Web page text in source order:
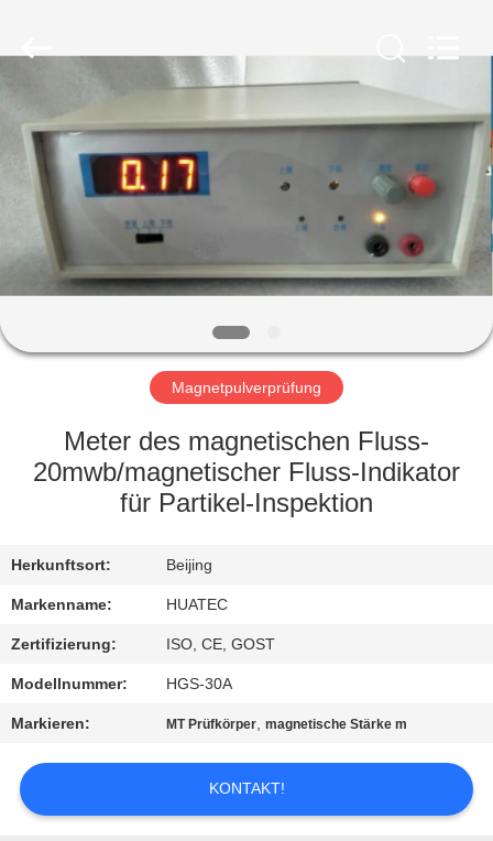
HAUS
PRODUKTE
ÜBER
UNS
FABRIK-
AUSFLUG
QUALITÄTSKONTROLLE
SIE
MIT
UNS
IN
VERBINDUNG
FORDERN
SIE EIN
Rights
Magnetpulverprüfung
Meter des magnetischen Fluss-
20mwb/magnetischer Fluss-Indikator
für Partikel-Inspektion
Herkunftsort: Beijing
Markenname: HUATEC
Zertifizierung: ISO, CE, GOST
Modellnummer: HGS-30A
Markieren: MT Prüfkörper,magnetische Stärke m
KONTAKT!